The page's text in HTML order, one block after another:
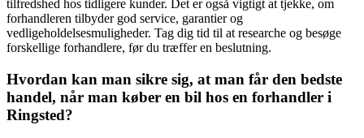
tilfredshed hos tidligere kunder. Det er også vigtigt at tjekke, om
forhandleren tilbyder god service, garantier og
vedligeholdelsesmuligheder. Tag dig tid til at researche og besøge
forskellige forhandlere, før du træffer en beslutning.
Hvordan kan man sikre sig, at man får den bedste
handel, når man køber en bil hos en forhandler i
Ringsted?